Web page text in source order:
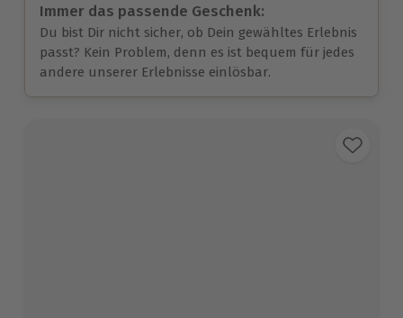
Immer das passende Geschenk:
Du bist Dir nicht sicher, ob Dein gewähltes Erlebnis
passt? Kein Problem, denn es ist bequem für jedes
andere unserer Erlebnisse einlösbar.